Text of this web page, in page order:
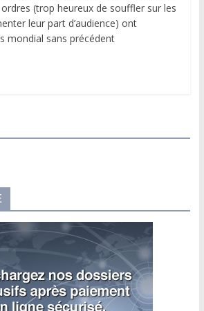
(trop heureux de souffler sur les
leur part d’audience) ont
mondial sans précédent